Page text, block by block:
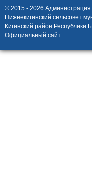
© 2015 - 2026 Администрация
Нижнекигинский сельсовет
Кигинский район Республики
Официальный сайт.